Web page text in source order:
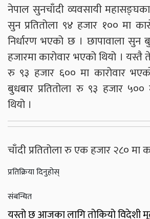
नेपाल सुनचाँदी व्यवसायी
सुन प्रतितोला ९४ हजार १०० मा
निर्धारण भएको छ । छापावाला सुन
हजारमा कारोवार भएको थियो । यस्तै
रु ९३ हजार ६०० मा कारोवार
बुधबार प्रतितोला रु ९३ हजार ५००
थियो ।
चाँदी प्रतितोला रु एक हजार २८० मा
प्रतिक्रिया दिनुहोस्
संबन्धित
यस्तो छ आजका लागि तोकियो विदेशी